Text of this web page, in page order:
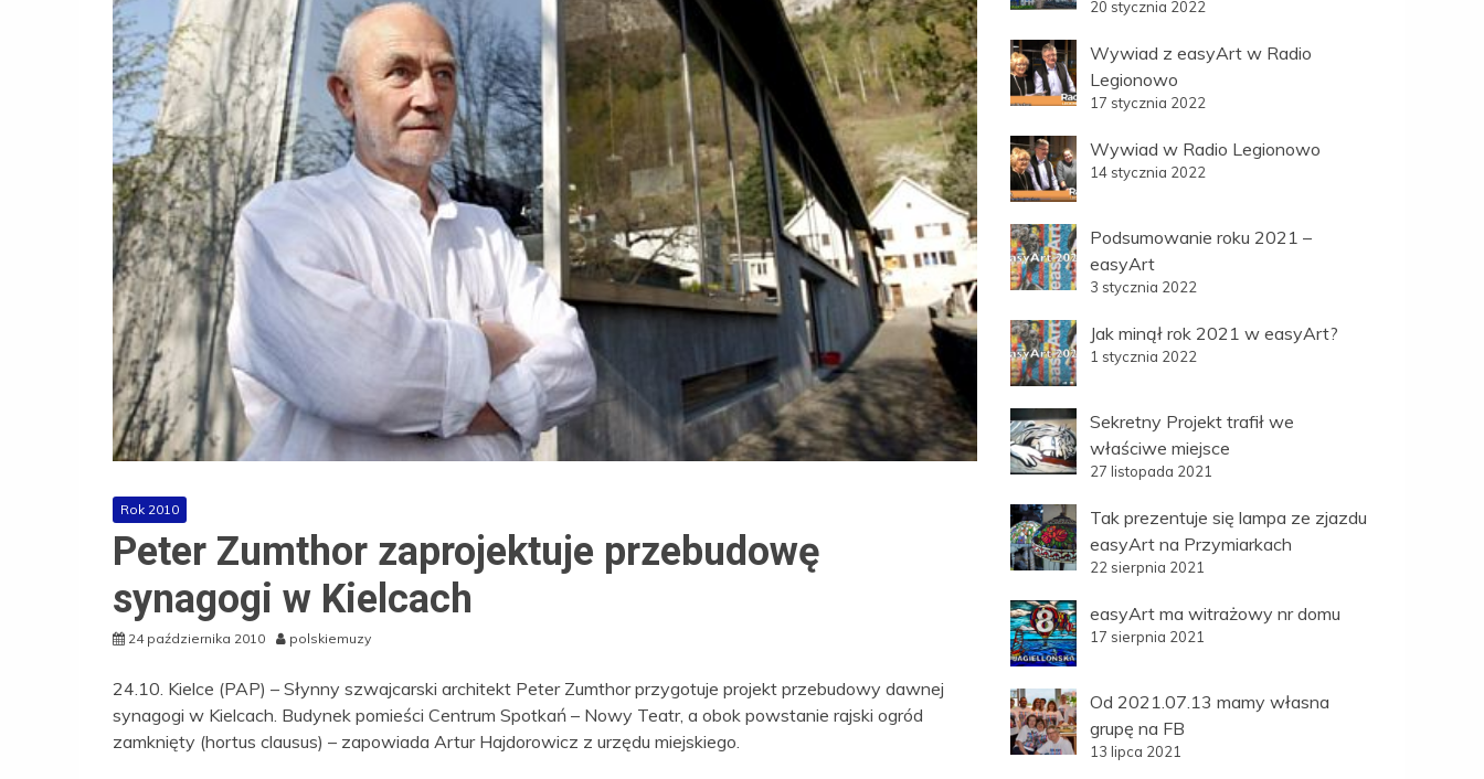
Rok 2010
Peter Zumthor zaprojektuje przebudowę
synagogi w Kielcach
24 października 2010 polskiemuzy
24.10. Kielce (PAP) – Słynny szwajcarski architekt Peter Zumthor przygotuje projekt przebudowy dawnej
synagogi w Kielcach. Budynek pomieści Centrum Spotkań – Nowy Teatr, a obok powstanie rajski ogród
zamknięty (hortus clausus) – zapowiada Artur Hajdorowicz z urzędu miejskiego.
20 stycznia 2022
Wywiad z easyArt w Radio
Legionowo
17 stycznia 2022
Wywiad w Radio Legionowo
14 stycznia 2022
Podsumowanie roku 2021 –
easyArt
3 stycznia 2022
Jak minął rok 2021 w easyArt?
1 stycznia 2022
Sekretny Projekt trafił we
właściwe miejsce
27 listopada 2021
Tak prezentuje się lampa ze zjazdu
easyArt na Przymiarkach
22 sierpnia 2021
easyArt ma witrażowy nr domu
17 sierpnia 2021
Od 2021.07.13 mamy własna
grupę na FB
13 lipca 2021